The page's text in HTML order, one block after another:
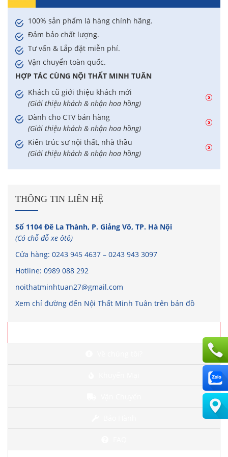
100% sản phẩm là hàng chính hãng.
Đảm bảo chất lượng.
Tư vấn & Lắp đặt miễn phí.
Vận chuyển toàn quốc.
HỢP TÁC CÙNG NỘI THẤT MINH TUÂN
Khách cũ giới thiệu khách mới
(Giới thiệu khách & nhận hoa hồng)
Dành cho CTV bán hàng
(Giới thiệu khách & nhận hoa hồng)
Kiến trúc sư nội thất, nhà thầu
(Giới thiệu khách & nhận hoa hồng)
THÔNG TIN LIÊN HỆ
Số 1104 Đê La Thành, P. Giảng Võ, TP. Hà Nội
(Có chỗ đỗ xe ôtô)
Cửa hàng: 0243 945 4637 – 0243 943 3097
Hotline: 0989 088 292
noithatminhtuan27@gmail.com
Xem chỉ đường đến Nội Thất Minh Tuân trên bản đồ